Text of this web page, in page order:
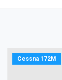
Cessna 172M